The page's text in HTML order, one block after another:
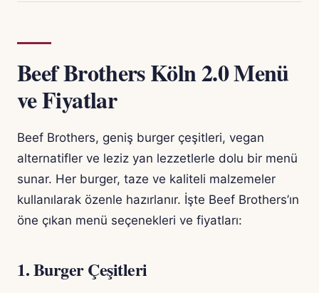
Beef Brothers Köln 2.0 Menü
ve Fiyatlar
Beef Brothers, geniş burger çeşitleri, vegan
alternatifler ve leziz yan lezzetlerle dolu bir menü
sunar. Her burger, taze ve kaliteli malzemeler
kullanılarak özenle hazırlanır. İşte Beef Brothers’ın
öne çıkan menü seçenekleri ve fiyatları:
1.Burger Çeşitleri